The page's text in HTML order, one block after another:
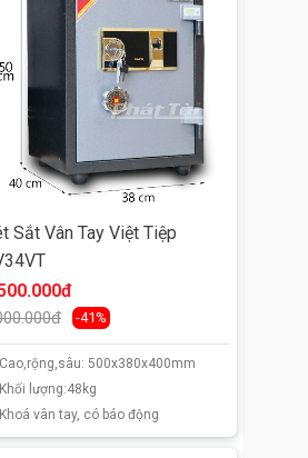
Sắt Vân Tay Việt Tiệp
-41%
Cao,rộng,sâu: 500x380x400mm
Khối lượng:48kg
Khoá vân tay, có báo động